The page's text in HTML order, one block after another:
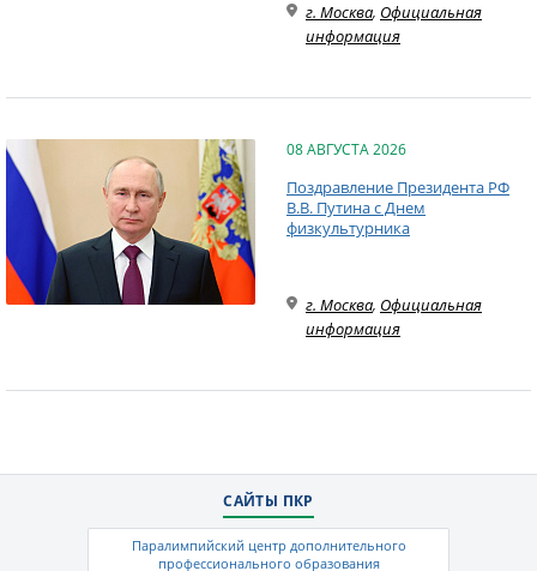
г. Москва, Официальная
информация
08 АВГУСТА 2026
Поздравление Президента РФ
В.В. Путина с Днем
физкультурника
г. Москва, Официальная
информация
САЙТЫ ПКР
Паралимпийский центр дополнительного
профессионального образования